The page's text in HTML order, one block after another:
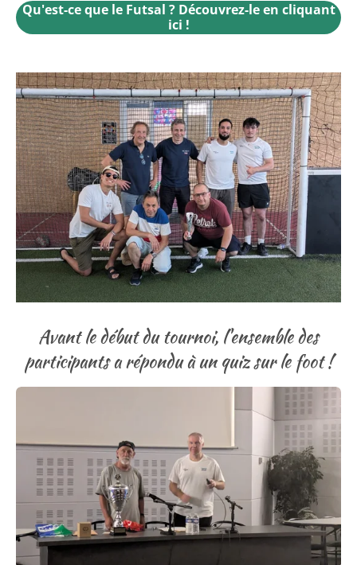
Qu'est-ce que le Futsal ? Découvrez-le en cliquant
ici !
Avant le début du tournoi, l'ensemble des
participants a répondu à un quiz sur le foot !